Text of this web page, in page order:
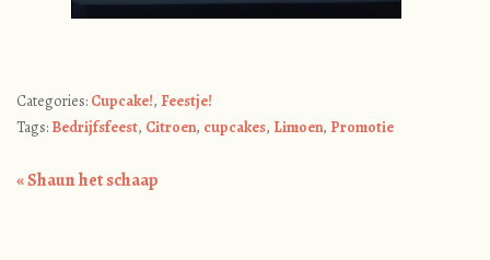
Categories: Cupcake!, Feestje!
Tags: Bedrijfsfeest, Citroen, cupcakes, Limoen, Promotie
Post navigation
«Shaun het schaap